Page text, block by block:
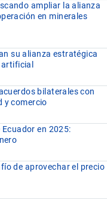
ampliar la alianza
en minerales
su alianza estratégica
bilaterales con
y comercio
en 2025:
de aprovechar el precio